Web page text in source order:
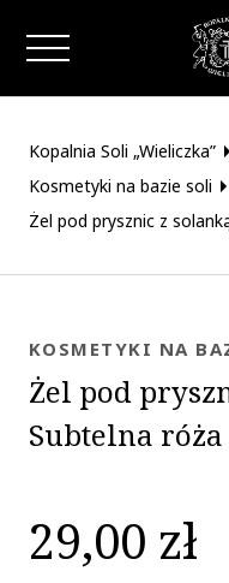
Kopalnia Soli „Wieliczka”
Kosmetyki na bazie soli
Żel pod prysznic z
KOSMETYKI NA
Żel pod
Subtelna róża
29,00 zł